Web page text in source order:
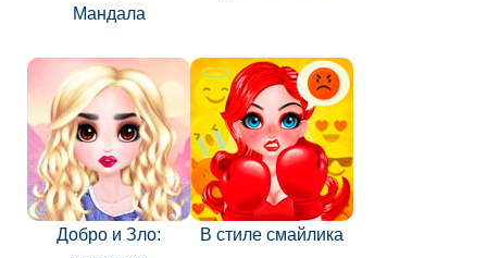
Мандала
Добро и Зло:
В стиле смайлика